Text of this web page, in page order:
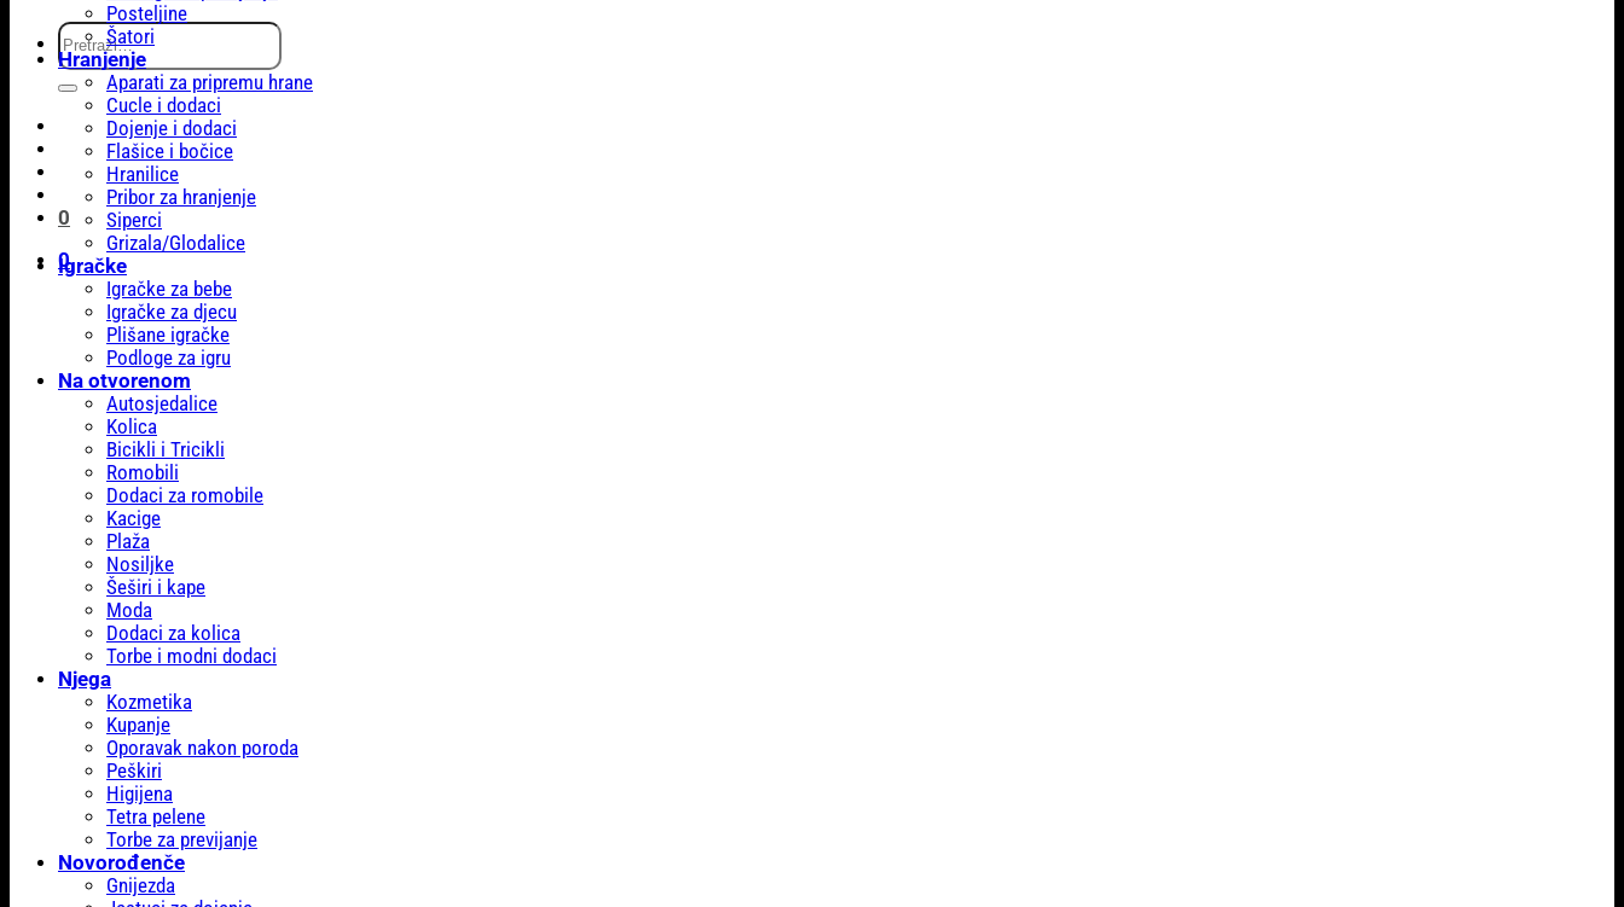
Pretraži:
0
0
Posteljine
Šatori
Hranjenje
Aparati za pripremu hrane
Cucle i dodaci
Dojenje i dodaci
Flašice i bočice
Hranilice
Pribor za hranjenje
Siperci
Grizala/Glodalice
Igračke
Igračke za bebe
Igračke za djecu
Plišane igračke
Podloge za igru
Na otvorenom
Autosjedalice
Kolica
Bicikli i Tricikli
Romobili
Dodaci za romobile
Kacige
Plaža
Nosiljke
Šeširi i kape
Moda
Dodaci za kolica
Torbe i modni dodaci
Njega
Kozmetika
Kupanje
Oporavak nakon poroda
Peškiri
Higijena
Tetra pelene
Torbe za previjanje
Novorođenče
Gnijezda